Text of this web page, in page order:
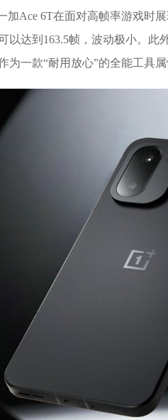
加Ace 6T在面对高帧率游戏时
以达到163.5帧，波动极小。
为一款“耐用放心”的全能工具